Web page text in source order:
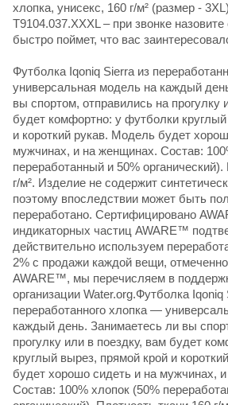
хлопка, унисекс, 160 г/м² (размер -
T9104.037.XXXL – при звонке
быстро поймет, что вас
Футболка Iqoniq Sierra из
универсальная модель на каждый
вы спортом, отправились на прогулку
будет комфортно: у футболки
и короткий рукав. Модель будет
мужчинах, и на женщинах. Состав:
переработанный и 50%
г/м². Изделие не содержит
поэтому впоследствии может быть
переработано. Сертифицировано
индикаторных частиц AWARE™
действительно используем
2% с продажи каждой вещи,
AWARE™, мы перечисляем в
организации Water.org.Футболка Iqoniq
переработанного хлопка —
каждый день. Занимаетесь ли вы
прогулку или в поездку, вам будет
круглый вырез, прямой крой и
будет хорошо сидеть и на мужчинах,
Состав: 100% хлопок (50%